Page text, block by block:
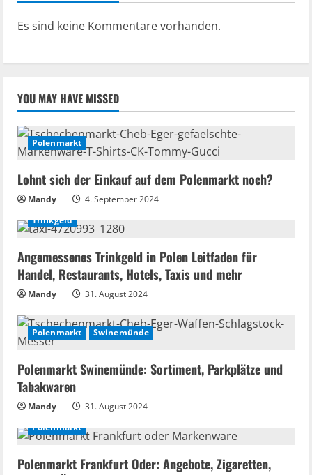
Es sind keine Kommentare vorhanden.
YOU MAY HAVE MISSED
Polenmarkt
Lohnt sich der Einkauf auf dem Polenmarkt noch?
Mandy
4. September 2024
Trinkgeld
Angemessenes Trinkgeld in Polen Leitfaden für
Handel, Restaurants, Hotels, Taxis und mehr
Mandy 31. August 2024
Polenmarkt Swinemünde
Polenmarkt Swinemünde: Sortiment, Parkplätze und
Tabakwaren
Mandy
31. August 2024
Polenmarkt
Polenmarkt Frankfurt Oder: Angebote, Zigaretten,